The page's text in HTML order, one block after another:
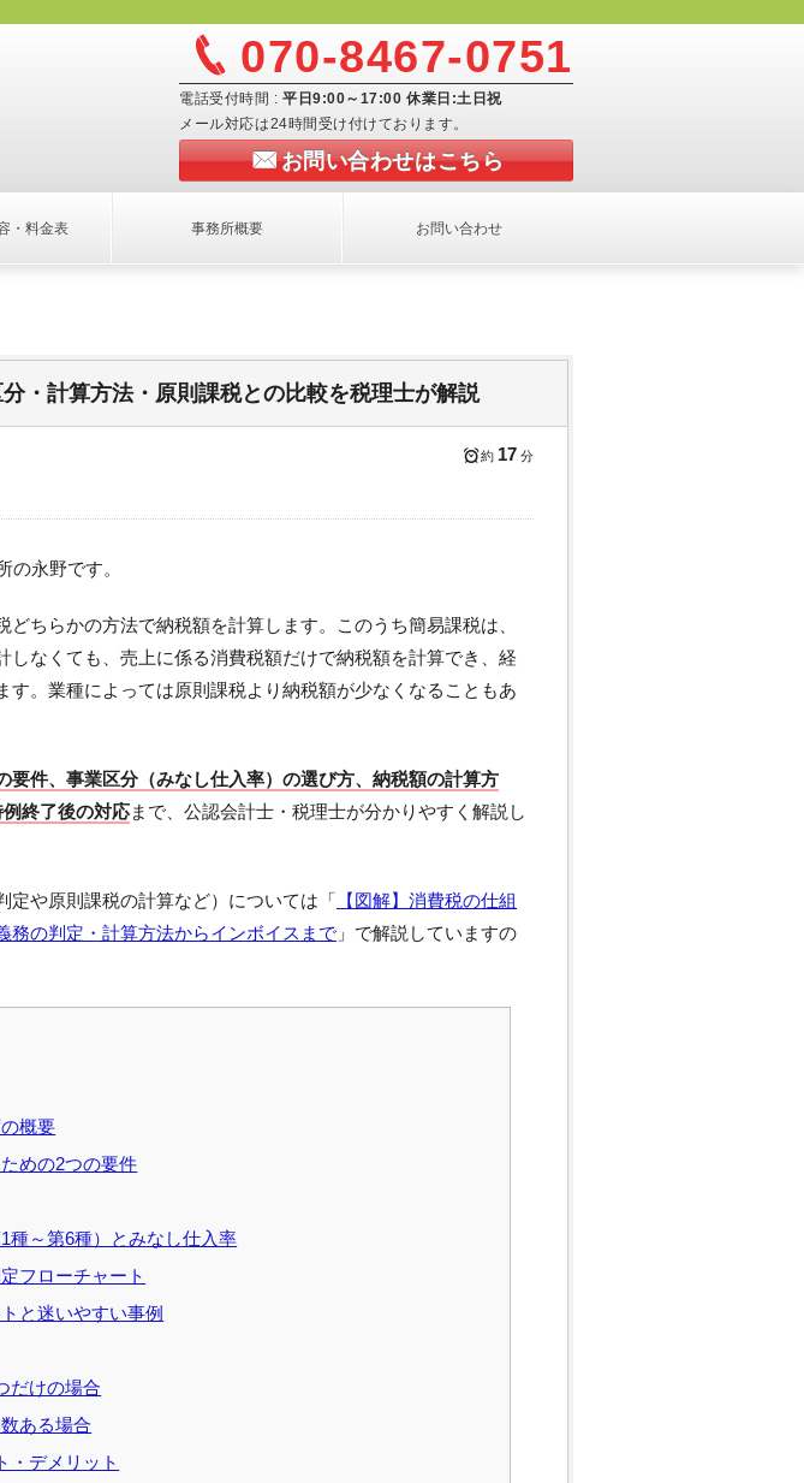
070-8467-0751
電話受付時間 :平日9:00～17:00 休業日:土日祝
メール対応は24時間受け付けております。
お問い合わせはこちら
・料金表 事務所概要 お問い合わせ
・計算方法・原則課税との比較を税理士が解説
約 17 分
の永野です。
ちらかの方法で納税額を計算します。このうち簡易課税は、
しなくても、売上に係る消費税額だけで納税額を計算でき、経
す。業種によっては原則課税より納税額が少なくなることもあ
要件、事業区分（みなし仕入率）の選び方、納税額の計算方
終了後の対応まで、公認会計士・税理士が分かりやすく解説し
定や原則課税の計算など）については「 【図解】消費税の仕組
務の判定・計算方法からインボイスまで 」で解説していますの
概要
めの2つの要件
種～第6種）とみなし仕入率
フローチャート
と迷いやすい事例
だけの場合
ある場合
・デメリット